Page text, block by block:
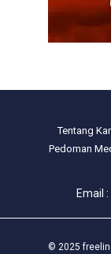
Tentang
Pedoman
Email
© 2025